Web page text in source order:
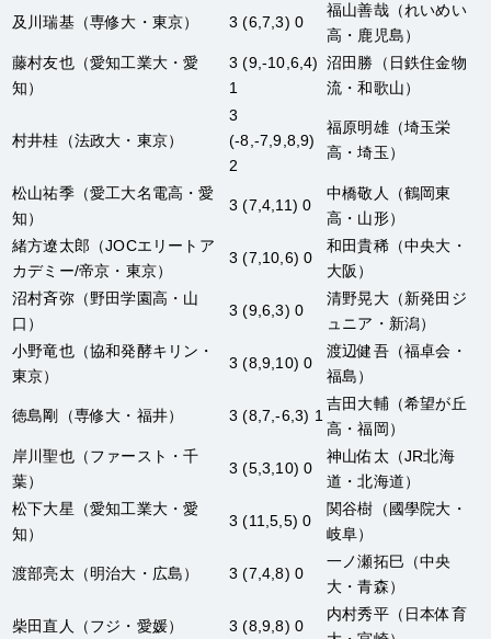
及川瑞基（専修大・東京） 3 (6,7,3) 0
福山善哉（れいめい
高・鹿児島）
藤村友也（愛知工業大・愛
知）
3 (9,-10,6,4)
1
沼田勝 （日鉄住金物
流・和歌山）
村井桂 （法政大・東京）
3
(-8,-7,9,8,9)
2
福原明雄（埼玉栄
高・埼玉）
松山祐季（愛工大名電高・愛
知）
3 (7,4,11) 0
中橋敬人
（鶴岡東
高・山形）
緒方遼太郎 （JOCエリートア
カデミー/帝京・東京）
3 (7,10,6) 0
和田貴稀（中央大・
大阪）
沼村斉弥（野田学園高・山
口）
3 (9,6,3) 0
清野晃大（新発田ジ
ュニア・新潟）
小野竜也（協和発酵キリン・
東京）
3 (8,9,10) 0
渡辺健吾（福卓会・
福島）
徳島剛 （専修大・福井） 3 (8,7,-6,3) 1
吉田大輔（希望が丘
高・福岡）
岸川聖也（ファースト・千
葉）
3 (5,3,10) 0
神山佑太 （JR北海
道・北海道）
松下大星 （愛知工業大・愛
知）
3 (11,5,5) 0
関谷樹 （國學院大・
岐阜）
渡部亮太 （明治大・広島） 3 (7,4,8) 0
一ノ瀬拓巳 （中央
大・青森）
柴田直人 （フジ・愛媛） 3 (8,9,8) 0
内村秀平（日本体育